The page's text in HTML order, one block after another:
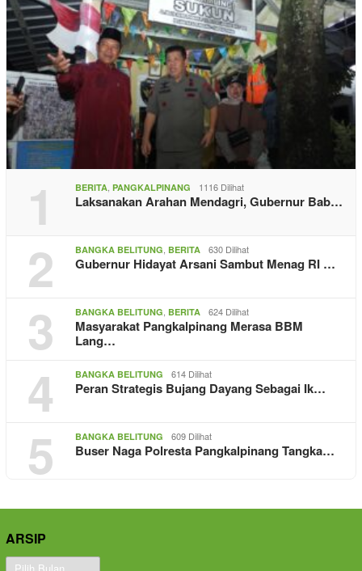
1 BERITA PANGKALPINANG 1116 Dilihat
Laksanakan Arahan Mendagri, Gubernur Bab…
2 BANGKA BELITUNG BERITA 630 Dilihat
Gubernur Hidayat Arsani Sambut Menag RI …
3 BANGKA BELITUNG BERITA 624 Dilihat
Masyarakat Pangkalpinang Merasa BBM
Lang…
4 BANGKA BELITUNG 614 Dilihat
Peran Strategis Bujang Dayang Sebagai Ik…
5 BANGKA BELITUNG 609 Dilihat
Buser Naga Polresta Pangkalpinang Tangka…
ARSIP
Arsip